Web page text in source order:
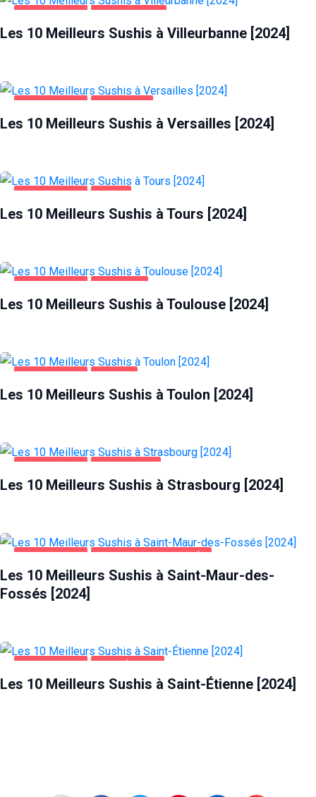
ALIMENTATION VILLEURBANNE
Les 10 Meilleurs Sushis à Villeurbanne [2024]
ALIMENTATION VERSAILLES
Les 10 Meilleurs Sushis à Versailles [2024]
ALIMENTATION TOURS
Les 10 Meilleurs Sushis à Tours [2024]
ALIMENTATION TOULOUSE
Les 10 Meilleurs Sushis à Toulouse [2024]
ALIMENTATION TOULON
Les 10 Meilleurs Sushis à Toulon [2024]
ALIMENTATION STRASBOURG
Les 10 Meilleurs Sushis à Strasbourg [2024]
ALIMENTATION SAINT-MAUR-DES-FOSSÉS
Les 10 Meilleurs Sushis à Saint-Maur-des-
Fossés [2024]
ALIMENTATION SAINT-ÉTIENNE
Les 10 Meilleurs Sushis à Saint-Étienne [2024]